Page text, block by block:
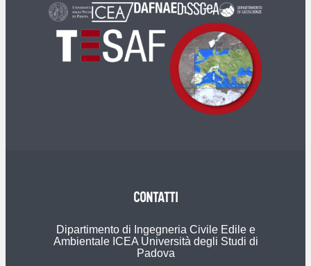
CONTATTI
Dipartimento di Ingegneria Civile Edile e
Ambientale ICEA Università degli Studi di
Padova